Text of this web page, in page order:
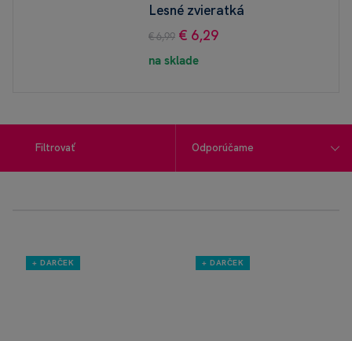
Lesné zvieratká
na sklade
€ 6,99 € 6,29
Filtrovať
+ DARČEK + DARČEK